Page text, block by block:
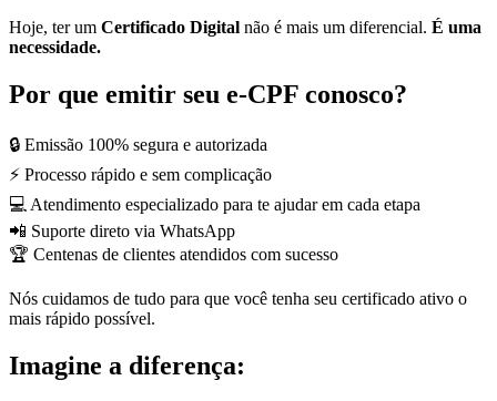
Hoje, ter um Certificado Digital não é mais um diferencial. É uma
necessidade.
Por que emitir seu e-CPF conosco?
🔒 Emissão 100% segura e autorizada
⚡ Processo rápido e sem complicação
💻 Atendimento especializado para te ajudar em cada etapa
📲 Suporte direto via WhatsApp
🏆 Centenas de clientes atendidos com sucesso
Nós cuidamos de tudo para que você tenha seu certificado ativo o
mais rápido possível.
Imagine a diferença: